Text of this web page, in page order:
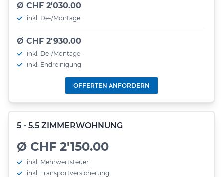
Ø CHF 2'030.00
inkl. De-/Montage
Ø CHF 2'930.00
inkl. De-/Montage
inkl. Endreinigung
OFFERTEN ANFORDERN
5 - 5.5 ZIMMERWOHNUNG
Ø CHF 2'150.00
inkl. Mehrwertsteuer
inkl. Transportversicherung